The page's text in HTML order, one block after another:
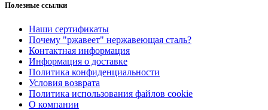
Полезные ссылки
Наши сертификаты
Почему "ржавеет" нержавеющая сталь?
Контактная информация
Информация о доставке
Политика конфиденциальности
Условия возврата
Политика использования файлов cookie
О компании